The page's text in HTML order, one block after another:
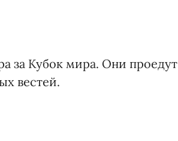
за Кубок мира. Они проедут
вестей.